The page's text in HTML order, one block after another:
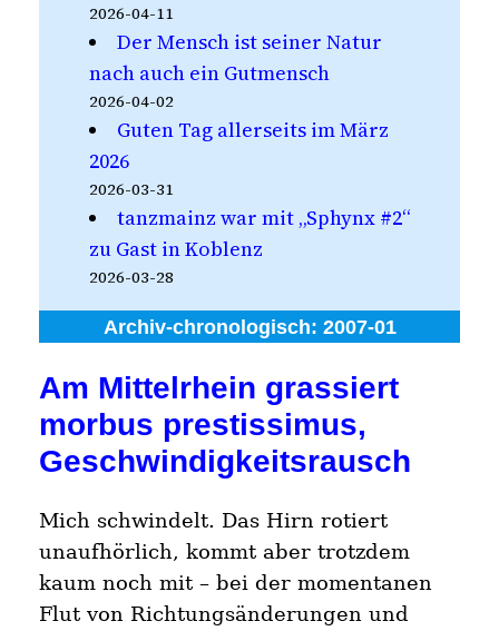
2026-04-11
Der Mensch ist seiner Natur
nach auch ein Gutmensch
2026-04-02
Guten Tag allerseits im März
2026
2026-03-31
tanzmainz war mit „Sphynx #2“
zu Gast in Koblenz
2026-03-28
Archiv-chronologisch: 2007-01
Am Mittelrhein grassiert
morbus prestissimus,
Geschwindigkeitsrausch
Mich schwindelt. Das Hirn rotiert
unaufhörlich, kommt aber trotzdem
kaum noch mit – bei der momentanen
Flut von Richtungsänderungen und